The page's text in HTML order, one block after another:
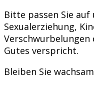
Bitte passen Sie
Sexualerziehung,
Verschwurbelungen
Gutes verspricht.
Bleiben Sie